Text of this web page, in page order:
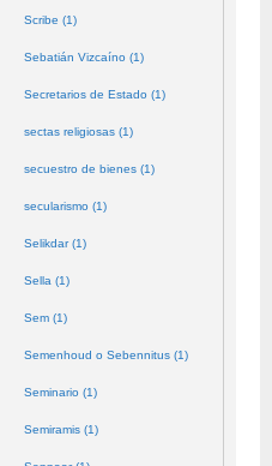
Scribe (1)
Sebatián Vizcaíno (1)
Secretarios de Estado (1)
sectas religiosas (1)
secuestro de bienes (1)
secularismo (1)
Selikdar (1)
Sella (1)
Sem (1)
Semenhoud o Sebennitus (1)
Seminario (1)
Semiramis (1)